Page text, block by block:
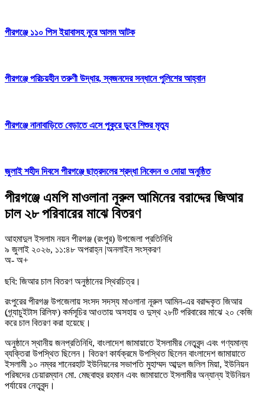
পীরগঞ্জে ১১০ পিস ইয়াবাসহ নুরে আলম আটক
পীরগঞ্জে পরিচয়হীন তরুণী উদ্ধার, স্বজনদের সন্ধানে পুলিশের আহ্বান
পীরগঞ্জে নানাবাড়িতে বেড়াতে এসে পুকুরে ডুবে শিশুর মৃত্যু
জুলাই শহীদ দিবসে পীরগঞ্জে ছাত্রদলের শ্রদ্ধা নিবেদন ও দোয়া অনুষ্ঠিত
পীরগঞ্জে এমপি মাওলানা নূরুল আমিনের বরাদ্দের জিআর
চাল ২৮ পরিবারের মাঝে বিতরণ
আহমাদুল ইসলাম নয়ন পীরগঞ্জ (রংপুর) উপজেলা প্রতিনিধি
৯ জুলাই ২০২৬, ১১:৪৮ অপরাহ্ন |অনলাইন সংস্করণ
অ- অ+
ছবি: জিআর চাল বিতরণ অনুষ্ঠানের স্থিরচিত্র।
রংপুরের পীরগঞ্জ উপজেলায় সংসদ সদস্য মাওলানা নূরুল আমিন-এর বরাদ্দকৃত জিআর
(গ্র্যাচুইটাস রিলিফ) কর্মসূচির আওতায় অসহায় ও দুস্থ ২৮টি পরিবারের মাঝে ২০ কেজি
করে চাল বিতরণ করা হয়েছে।
অনুষ্ঠানে স্থানীয় জনপ্রতিনিধি, বাংলাদেশ জামায়াতে ইসলামীর নেতৃবৃন্দ এবং গণ্যমান্য
ব্যক্তিরা উপস্থিত ছিলেন। বিতরণ কার্যক্রমে উপস্থিত ছিলেন বাংলাদেশ জামায়াতে
ইসলামী ১০ নম্বর শানেরহাট ইউনিয়নের সভাপতি মুহাম্মদ আব্দুল জলিল মিয়া, ইউনিয়ন
পরিষদের চেয়ারম্যান মো. মেছবাহুর রহমান এবং জামায়াতে ইসলামীর অন্যান্য ইউনিয়ন
পর্যায়ের নেতৃবৃন্দ।